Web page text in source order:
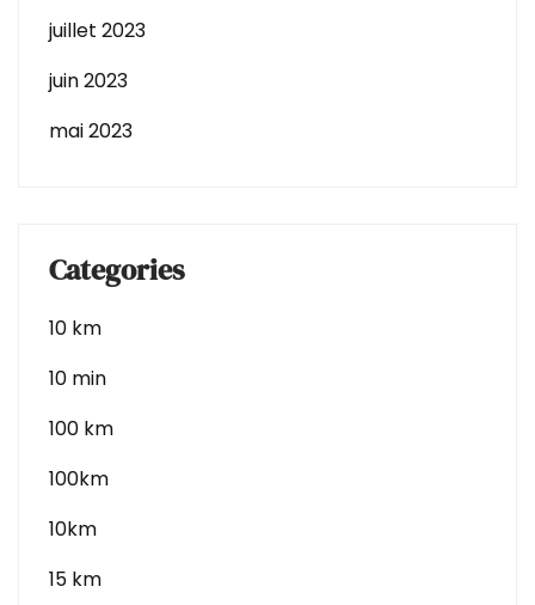
juillet 2023
juin 2023
mai 2023
Categories
10 km
10 min
100 km
100km
10km
15 km